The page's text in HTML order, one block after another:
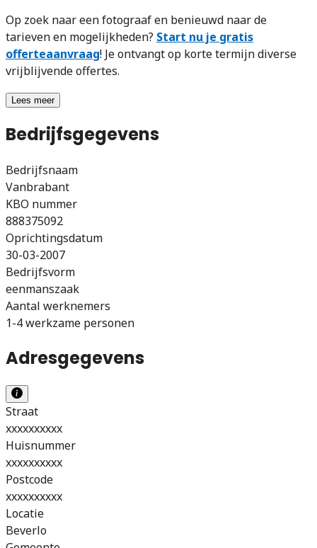
Op zoek naar een fotograaf en benieuwd naar de
tarieven en mogelijkheden? Start nu je gratis
offerteaanvraag! Je ontvangt op korte termijn diverse
vrijblijvende offertes.
Lees meer
Bedrijfsgegevens
Bedrijfsnaam
Vanbrabant
KBO nummer
888375092
Oprichtingsdatum
30-03-2007
Bedrijfsvorm
eenmanszaak
Aantal werknemers
1-4 werkzame personen
Adresgegevens
Straat
xxxxxxxxxx
Huisnummer
xxxxxxxxxx
Postcode
xxxxxxxxxx
Locatie
Beverlo